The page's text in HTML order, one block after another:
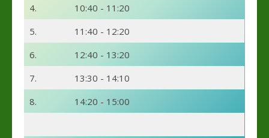
4.
10:40 - 11:20
5.
11:40 - 12:20
6.
12:40 - 13:20
7.
13:30 - 14:10
8.
14:20 - 15:00